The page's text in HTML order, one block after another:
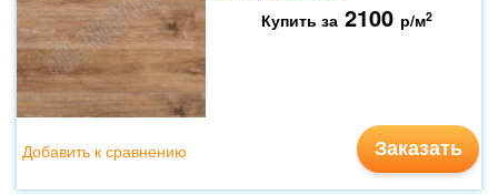
Купить за 2100 р/м2
Заказать
Добавить к сравнению